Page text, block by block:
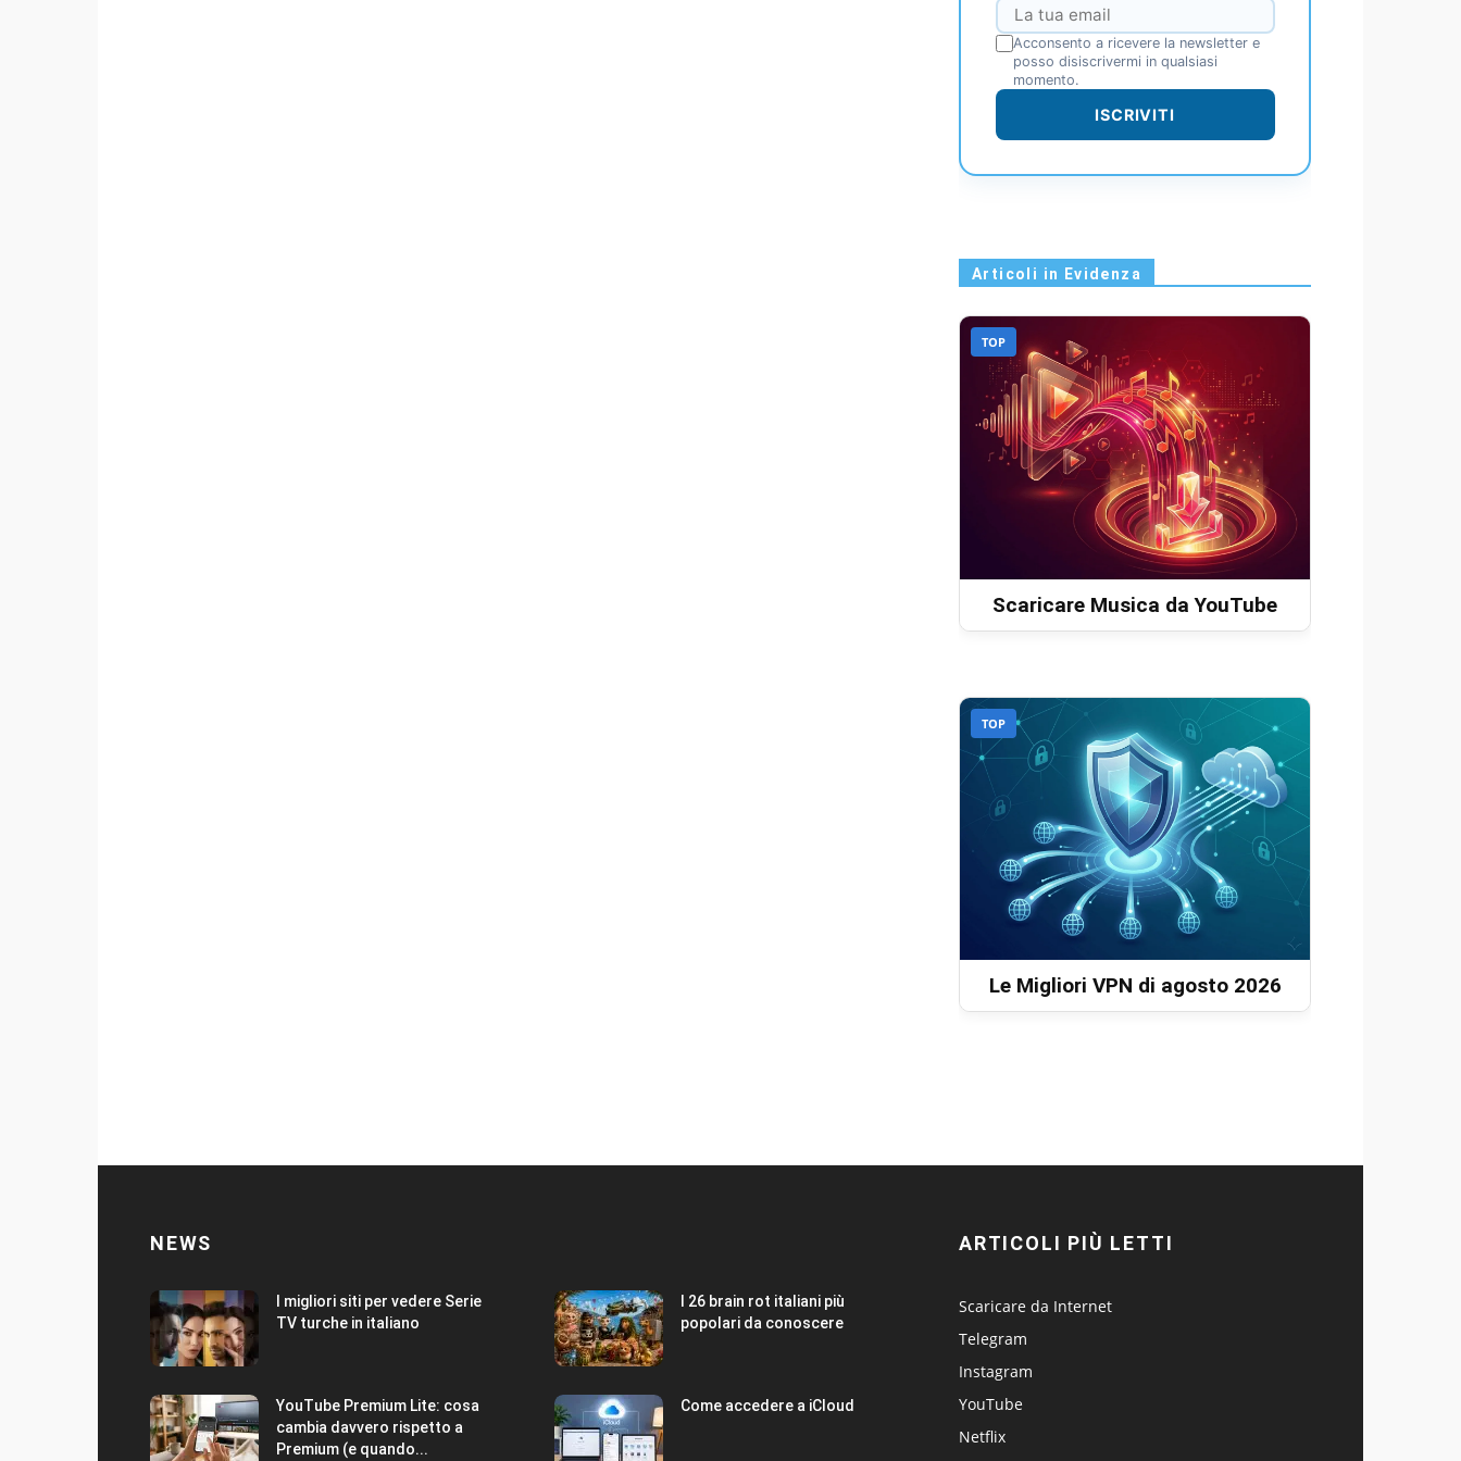
Acconsento a ricevere la newsletter e
posso disiscrivermi in qualsiasi
momento.
ISCRIVITI
Articoli in Evidenza
TOP
Scaricare Musica da YouTube
TOP
Le Migliori VPN di agosto 2026
NEWS
I migliori siti per vedere Serie
TV turche in italiano
I 26 brain rot italiani più
popolari da conoscere
YouTube Premium Lite: cosa
cambia davvero rispetto a
Premium (e quando...
Come accedere a iCloud
ARTICOLI PIÙ LETTI
Scaricare da Internet
Telegram
Instagram
YouTube
Netflix